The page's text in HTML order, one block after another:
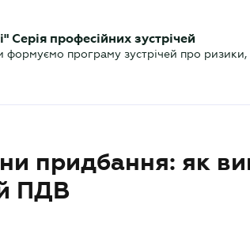
Календар Актуально
Серія професійних зустрічей
формуємо програму зустрічей про ризики,
придбання: як
ПДВ